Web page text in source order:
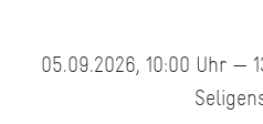
05.09.2026, 10:00 Uhr —